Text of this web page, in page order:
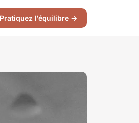
Pratiquez l'équilibre →